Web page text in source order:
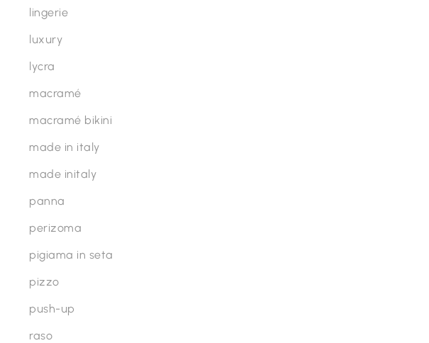
lingerie
luxury
lycra
macramé
macramé bikini
made in italy
made initaly
panna
perizoma
pigiama in seta
pizzo
push-up
raso